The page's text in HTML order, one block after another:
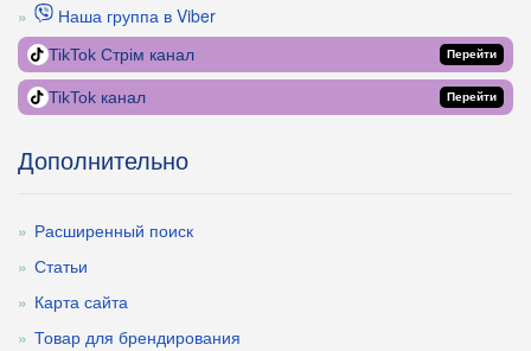
Наша группа в Viber
TikTok Стрім канал Перейти
TikTok канал Перейти
Дополнительно
Расширенный поиск
Статьи
Карта сайта
Товар для брендирования